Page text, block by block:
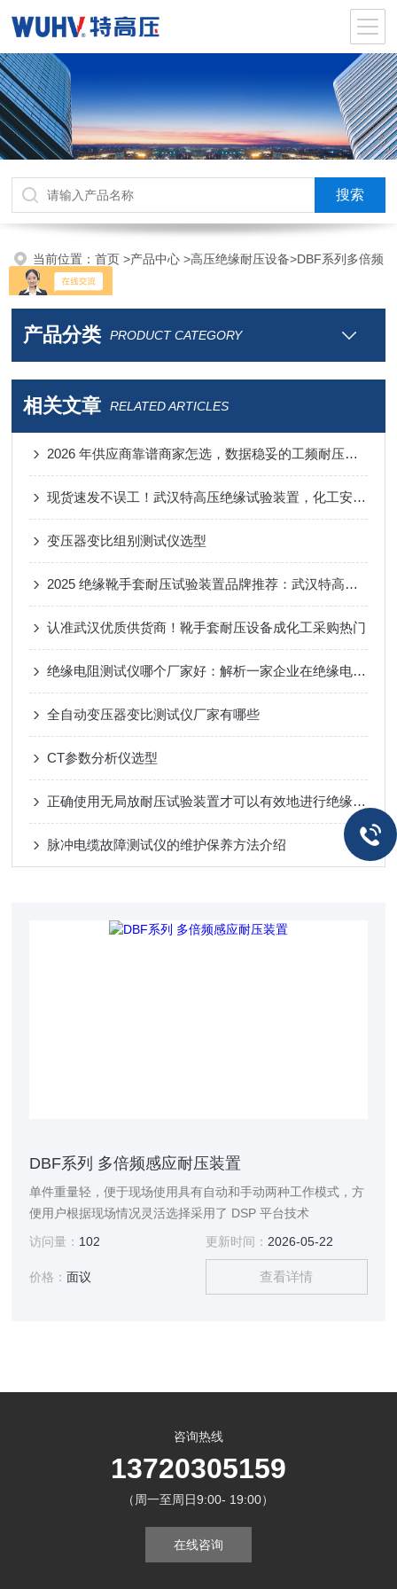
当前位置：首页>产品中心>高压绝缘耐压设备>DBF系列多倍频
感应耐压
产品分类 PRODUCT CATEGORY
相关文章 RELATED ARTICLES
2026 年供应商靠谱商家怎选，数据稳妥的工频耐压试验装置选购技巧
现货速发不误工！武汉特高压绝缘试验装置，化工安全检测零等待​
变压器变比组别测试仪选型
2025 绝缘靴手套耐压试验装置品牌推荐：武汉特高压筑牢化工安全第一道防线
认准武汉优质供货商！靴手套耐压设备成化工采购热门
绝缘电阻测试仪哪个厂家好：解析一家企业在绝缘电阻测试仪领域的持续投入
全自动变压器变比测试仪厂家有哪些
CT参数分析仪选型
正确使用无局放耐压试验装置才可以有效地进行绝缘元件的测试
脉冲电缆故障测试仪的维护保养方法介绍
DBF系列 多倍频感应耐压装置
单件重量轻，便于现场使用具有自动和手动两种工作模式，方
便用户根据现场情况灵活选择采用了 DSP 平台技术
访问量： 102 更新时间： 2026-05-22
价格：面议 查看详情
咨询热线
13720305159
（周一至周日9:00- 19:00）
在线咨询